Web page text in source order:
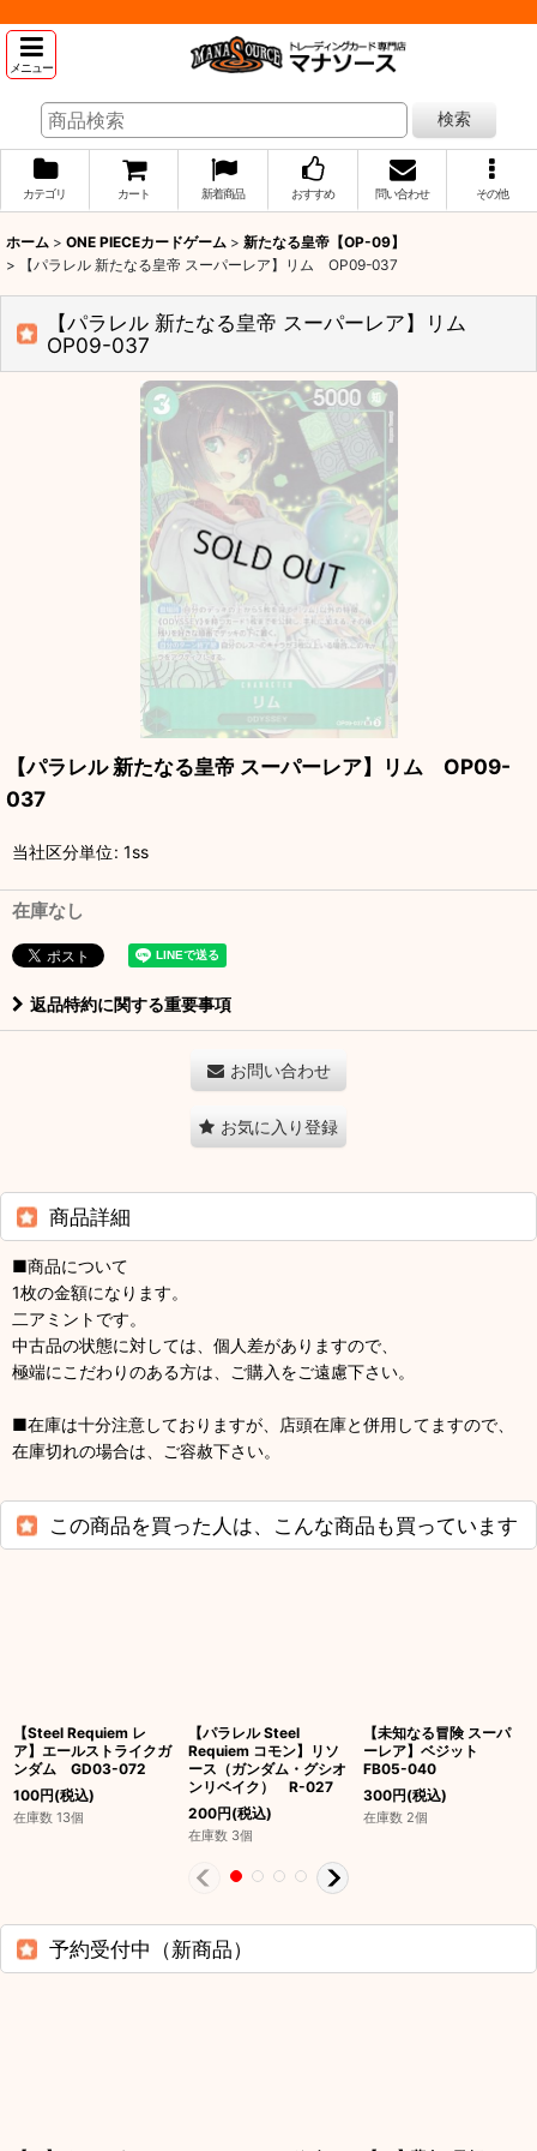
メニュー
検索
カテゴリ カート 新着商品 おすすめ 問い合わせ その他
ホーム > ONE PIECEカードゲーム > 新たなる皇帝【OP-09】
>
【パラレル 新たなる皇帝 スーパーレア】リム OP09-037
【パラレル 新たなる皇帝 スーパーレア】リム
OP09-037
【パラレル 新たなる皇帝 スーパーレア】リム OP09-
037
当社区分単位: 1ss
在庫なし
返品特約に関する重要事項
お問い合わせ
お気に入り登録
商品詳細
■商品について
1枚の金額になります。
二アミントです。
中古品の状態に対しては、個人差がありますので、
極端にこだわりのある方は、ご購入をご遠慮下さい。
■在庫は十分注意しておりますが、店頭在庫と併用してますので、
在庫切れの場合は、ご容赦下さい。
この商品を買った人は、こんな商品も買っています
【Steel Requiem レ
ア】エールストライクガ
ンダム GD03-072
100円(税込)
在庫数 13個
【パラレル Steel
Requiem コモン】リソ
ース（ガンダム・グシオ
ンリベイク） R-027
200円(税込)
在庫数 3個
【未知なる冒険 スーパ
ーレア】ベジット
FB05-040
300円(税込)
在庫数 2個
予約受付中（新商品）